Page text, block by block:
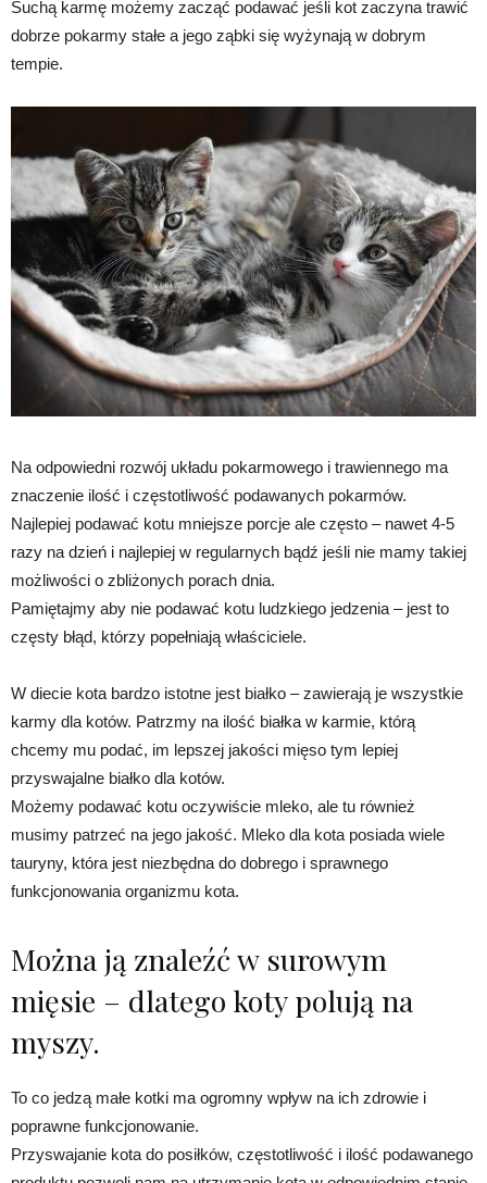
Suchą karmę możemy zacząć podawać jeśli kot zaczyna trawić
dobrze pokarmy stałe a jego ząbki się wyżynają w dobrym
tempie.
Na odpowiedni rozwój układu pokarmowego i trawiennego ma
znaczenie ilość i częstotliwość podawanych pokarmów.
Najlepiej podawać kotu mniejsze porcje ale często – nawet 4-5
razy na dzień i najlepiej w regularnych bądź jeśli nie mamy takiej
możliwości o zbliżonych porach dnia.
Pamiętajmy aby nie podawać kotu ludzkiego jedzenia – jest to
częsty błąd, którzy popełniają właściciele.
W diecie kota bardzo istotne jest białko – zawierają je wszystkie
karmy dla kotów. Patrzmy na ilość białka w karmie, którą
chcemy mu podać, im lepszej jakości mięso tym lepiej
przyswajalne białko dla kotów.
Możemy podawać kotu oczywiście mleko, ale tu również
musimy patrzeć na jego jakość. Mleko dla kota posiada wiele
tauryny, która jest niezbędna do dobrego i sprawnego
funkcjonowania organizmu kota.
Można ją znaleźć w surowym
mięsie – dlatego koty polują na
myszy.
To co jedzą małe kotki ma ogromny wpływ na ich zdrowie i
poprawne funkcjonowanie.
Przyswajanie kota do posiłków, częstotliwość i ilość podawanego